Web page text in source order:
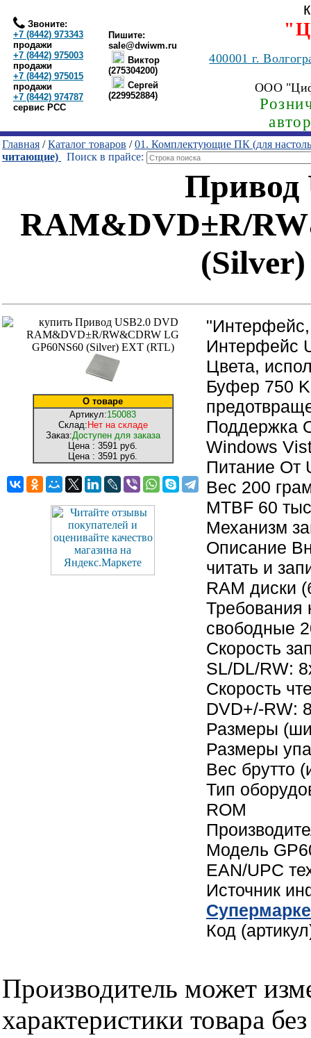
Звоните:
+7 (8442) 973343
продажи
+7 (8442) 975003
продажи
+7 (8442) 975015
продажи
+7 (8442) 974787
сервис РСС
Пишите:
sale@dwiwm.ru
Виктор
(275304200)
Сергей
(229952884)
400001г.
ООО
Главная /Каталог товаров /01. Комплектующие ПК (для
читающие)
Поиск в прайсе:
Привод
RAM&DVD±R/
О товаре
Артикул:150083
Склад: Нет на складе
Заказ:Доступен для заказа
Цена : 3591 руб.
Цена : 3591 руб.
Интерфейс
Цвета,
Буфер 750
Поддержка
Windows
Питание От
Вес 200
MTBF 60
Механизм
Описание
читать и
RAM диски
Требования
свободные
Скорость
SL/DL/RW:
Скорость
DVD+/-RW:
Размеры
Размеры
Вес брутто
Тип
ROM
Модель
EAN/UPC
Источник
Код
Производитель может
характеристики товара